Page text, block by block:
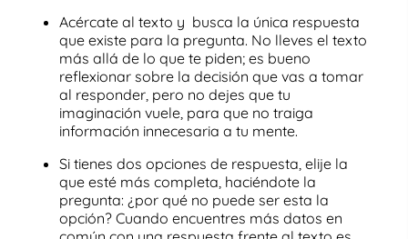
Acércate al texto y busca la única respuesta
que existe para la pregunta. No lleves el texto
más allá de lo que te piden; es bueno
reflexionar sobre la decisión que vas a tomar
al responder, pero no dejes que tu
imaginación vuele, para que no traiga
información innecesaria a tu mente.
Si tienes dos opciones de respuesta, elije la
que esté más completa, haciéndote la
pregunta: ¿por qué no puede ser esta la
opción? Cuando encuentres más datos en